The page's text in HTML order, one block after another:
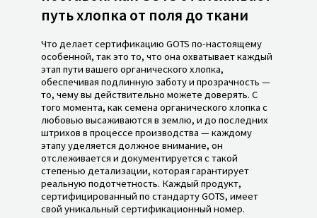
путь хлопка от поля до ткани
Что делает сертификацию GOTS по-настоящему
особенной, так это то, что она охватывает каждый
этап пути вашего органического хлопка,
обеспечивая подлинную заботу и прозрачность —
то, чему вы действительно можете доверять. С
того момента, как семена органического хлопка с
любовью высаживаются в землю, и до последних
штрихов в процессе производства — каждому
этапу уделяется должное внимание, он
отслеживается и документируется с такой
степенью детализации, которая гарантирует
реальную подотчетность. Каждый продукт,
сертифицированный по стандарту GOTS, имеет
свой уникальный сертификационный номер.